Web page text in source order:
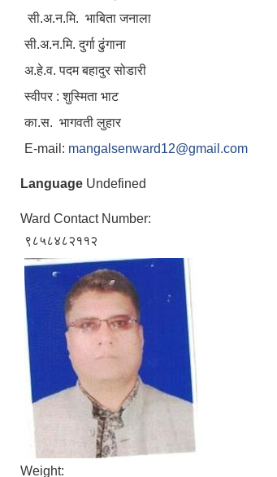
सी.अ.न.मि. भाबिता जनाला
सी.अ.न.मि. दुर्गा ढुंगाना
अ.हे.व. पदम बहादुर सोडारी
स्वीपर : शुस्मिता भाट
का.स. भागवती लुहार
E-mail: mangalsenward12@gmail.com
Language Undefined
Ward Contact Number:
९८५८४८२११२
Weight: